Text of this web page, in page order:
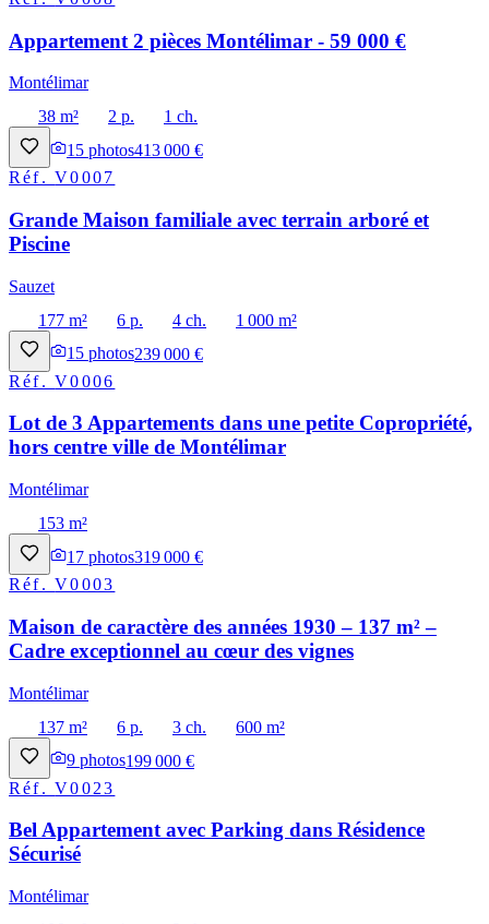
Appartement 2 pièces Montélimar - 59 000 €
Montélimar
38 m²
2 p.
1 ch.
15 photos413 000 €
Réf.V0007
Grande Maison familiale avec terrain arboré et
Piscine
Sauzet
177 m²
6 p. 4 ch.
1 000 m²
15 photos239 000 €
Réf.V0006
Lot de 3 Appartements dans une petite Copropriété,
hors centre ville de Montélimar
Montélimar
153 m²
17 photos319 000 €
Réf.V0003
Maison de caractère des années 1930 – 137 m² –
Cadre exceptionnel au cœur des vignes
Montélimar
137 m²
6 p. 3 ch.
600 m²
9 photos199 000 €
Réf.V0023
Bel Appartement avec Parking dans Résidence
Sécurisé
Montélimar